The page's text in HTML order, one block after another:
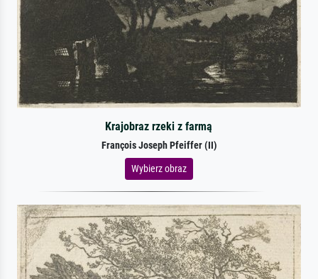
Krajobraz rzeki z farmą
François Joseph Pfeiffer (II)
Wybierz obraz